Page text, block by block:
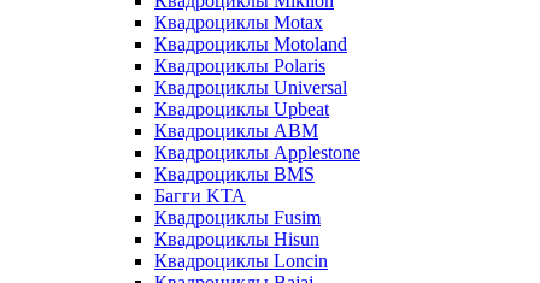
Квадроциклы Motax
Квадроциклы Motoland
Квадроциклы Polaris
Квадроциклы Universal
Квадроциклы Upbeat
Квадроциклы ABM
Квадроциклы Applestone
Квадроциклы BMS
Багги KTA
Квадроциклы Fusim
Квадроциклы Hisun
Квадроциклы Loncin